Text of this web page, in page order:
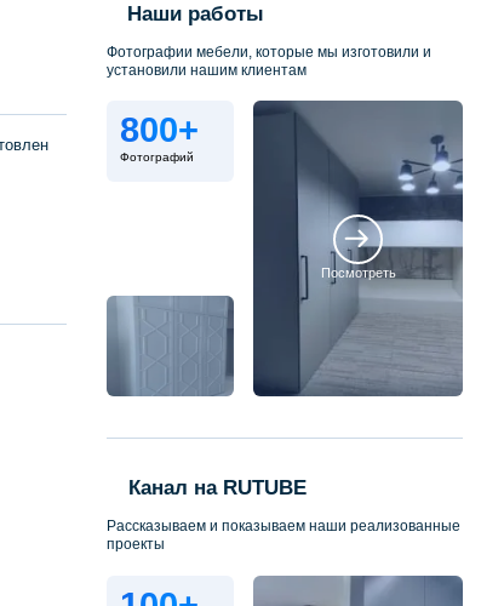
Наши работы
Фотографии мебели, которые мы изготовили и
установили нашим клиентам
800+
Фотографий
Посмотреть
Канал на RUTUBE
Рассказываем и показываем наши реализованные
проекты